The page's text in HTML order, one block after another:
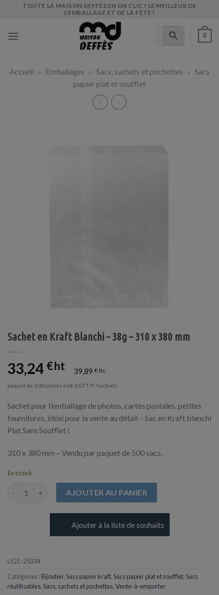
TOUTE LA MAISON DEFFÈS EN UN CLIC ! LE MEILLEUR DE
L'EMBALLAGE ET DE LA FÊTE !
0
Accueil » Emballages » Sacs, sachets et pochettes » Sacs
papier plat et soufflet
Sachet en Kraft Blanchi – 38g – 310 x 380 mm
33,24 € 39,89 €
paquet de 500 unités soit 0,07 € /sachets
Sachet pour l’emballage de photos, cartes postales, petites
fournitures, idéal pour la vente au détail – Sac en Kraft blanchi
Plat Sans Soufflet !
310 x 380 mm – Vendu par paquet de 500 sacs.
En stock
quantité de Sachet en Kraft Blanchi - 38g - 310 x 380 mm
AJOUTER AU PANIER
Ajouter à la liste de souhaits
UGS : 25034
Catégories : Bijoutier,Sacs papier kraft,Sacs papier plat et soufflet,Sacs
réutilisables,Sacs, sachets et pochettes,Vente-à-emporter